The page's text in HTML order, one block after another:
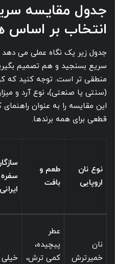
جدول مقایسه
انتخاب بر
جدول زیر یک نگاه عملی می دهد
سریع بسنجید و هم تصمیم
منطقی تر است. توجه کنید که
(سنتی یا صنعتی)، نوع آرد و
این مقایسه را به عنوان
قطعی برای همه برندها.
نوع نان
اروپایی
طعم و
بافت
سفره
ایرانی
نان
خمیرترش
عطر
پیچیده،
کمی ترش،
خیلی